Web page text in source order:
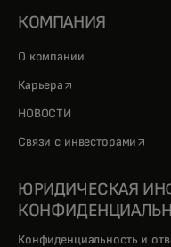
КОМПАНИЯ
О компании
Карьера opens in a new tab
НОВОСТИ
Связи с инвесторами
ЮРИДИЧЕСКАЯ
Конфиденциальность и